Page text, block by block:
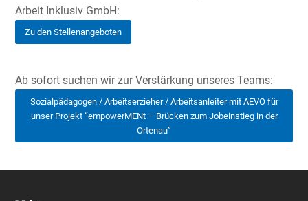
Arbeit Inklusiv GmbH:
Zu den Stellen­an­ge­boten
Ab sofort suchen wir zur Verstär­kung unseres Teams:
Sozial­päd­agogen / Arbeits­er­zieher / Arbeits­an­leiter mit AEVO für
unser Projekt “empower­MENt – Brücken zum Jobein­stieg in der
Ortenau”